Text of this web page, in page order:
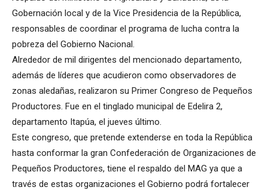
Gobernación local y de la Vice Presidencia de la República,
responsables de coordinar el programa de lucha contra la
pobreza del Gobierno Nacional.
Alrededor de mil dirigentes del mencionado departamento,
además de líderes que acudieron como observadores de
zonas aledañas, realizaron su Primer Congreso de Pequeños
Productores. Fue en el tinglado municipal de Edelira 2,
departamento Itapúa, el jueves último.
Este congreso, que pretende extenderse en toda la República
hasta conformar la gran Confederación de Organizaciones de
Pequeños Productores, tiene el respaldo del MAG ya que a
través de estas organizaciones el Gobierno podrá fortalecer